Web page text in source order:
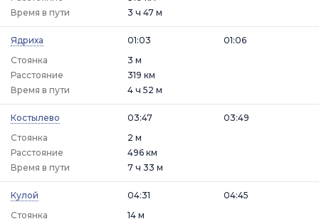
Время в пути
3 ч 47 м
Ядриха
01:03
Стоянка
3 м
01:06
Расстояние
319 км
Время в пути
4 ч 52 м
Костылево
03:47
Стоянка
2 м
03:49
Расстояние
496 км
Время в пути
7 ч 33 м
Кулой
04:31
Стоянка
14 м
04:45